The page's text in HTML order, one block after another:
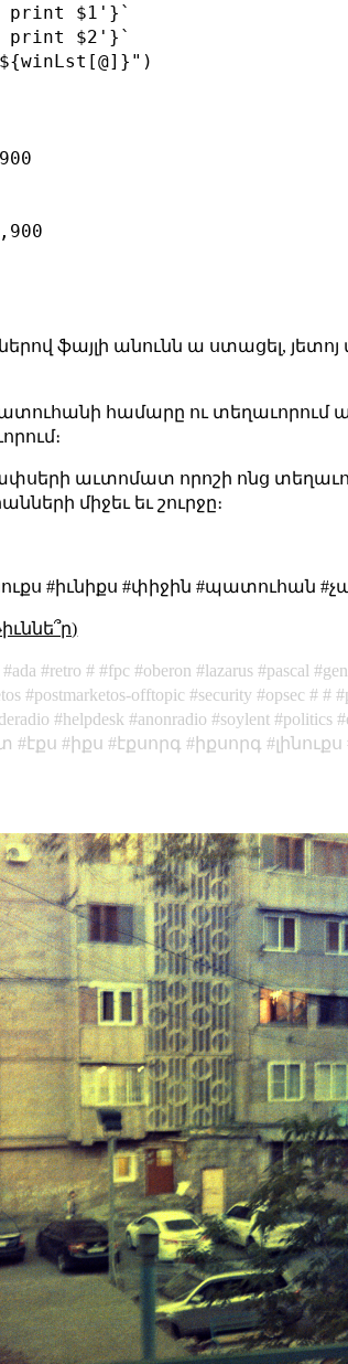
print $1'}`
print $2'}`
ֆայլի անունն ա ստացել,
համարը ու տեղաւորում
աւտոմատ որոշի ոնց
միջեւ եւ շուրջը։
#իւնիքս #փիջին #պատուհան
ada retro fpc oberon lazarus pascal
postmarketos-offtopic security opsec
helpdesk anonradio soylent politics
էքս իքս էքսորգ իքսորգ լինուքս